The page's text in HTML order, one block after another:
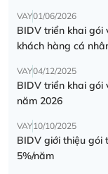
VAY01/06/2026
BIDV triển khai gói
khách hàng cá
VAY04/12/2025
BIDV triển khai
năm 2026
VAY10/10/2025
BIDV giới thiệu gói
5%/năm